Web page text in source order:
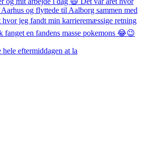
eftermiddagen at la